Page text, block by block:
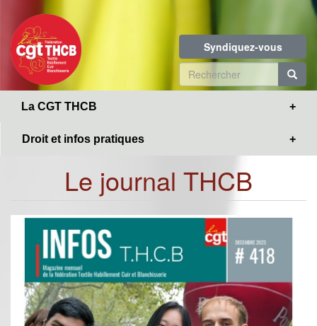
contenu
principal
Syndiquez-vous
Formulaire
de
La CGT THCB
Droit et infos pratiques
Le journal THCB